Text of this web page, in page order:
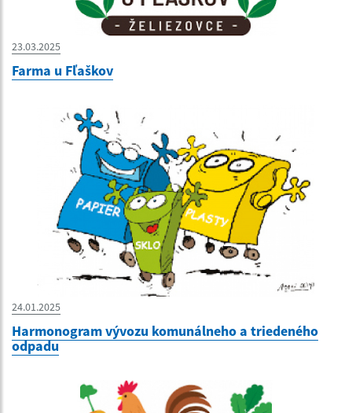
23.03.2025
Farma u Fľaškov
24.01.2025
Harmonogram vývozu komunálneho a triedeného
odpadu